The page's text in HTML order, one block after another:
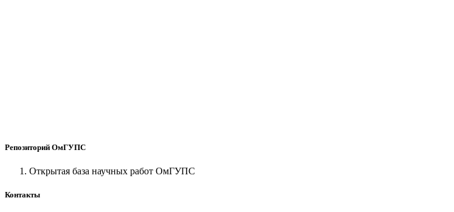
Репозиторий ОмГУПС
Открытая база научных работ ОмГУПС
Контакты